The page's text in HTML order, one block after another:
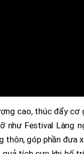
cao, thúc đẩy cơ
như Festival Làng
thôn, góp phần đưa